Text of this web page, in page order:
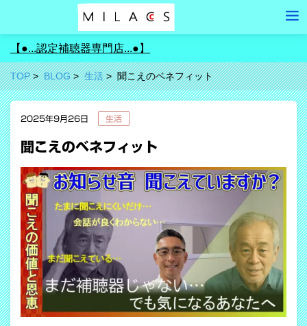
【●...認定補聴器専門店...●】
TOP BLOG 生活 聞こえのベネフィット
2025年9月26日 生活
聞こえのベネフィット